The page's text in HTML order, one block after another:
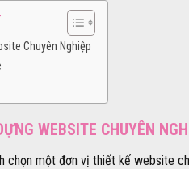
Chuyên Nghiệp
WEBSITE CHUYÊN
chọn một đơn vị thiết kế website